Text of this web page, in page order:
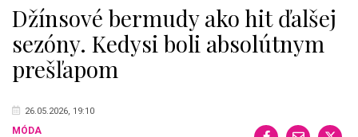
Džínsové bermudy ako hit ďalšej
sezóny. Kedysi boli absolútnym
prešľapom
26.05.2026, 19:10
MÓDA